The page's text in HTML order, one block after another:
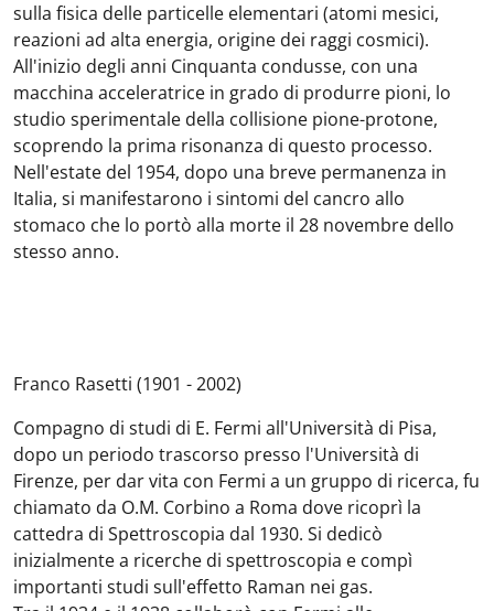
sulla fisica delle particelle elementari (atomi mesici,
reazioni ad alta energia, origine dei raggi cosmici).
All'inizio degli anni Cinquanta condusse, con una
macchina acceleratrice in grado di produrre pioni, lo
studio sperimentale della collisione pione-protone,
scoprendo la prima risonanza di questo processo.
Nell'estate del 1954, dopo una breve permanenza in
Italia, si manifestarono i sintomi del cancro allo
stomaco che lo portò alla morte il 28 novembre dello
stesso anno.
Franco Rasetti (1901 - 2002)
Compagno di studi di E. Fermi all'Università di Pisa,
dopo un periodo trascorso presso l'Università di
Firenze, per dar vita con Fermi a un gruppo di ricerca, fu
chiamato da O.M. Corbino a Roma dove ricoprì la
cattedra di Spettroscopia dal 1930. Si dedicò
inizialmente a ricerche di spettroscopia e compì
importanti studi sull'effetto Raman nei gas.